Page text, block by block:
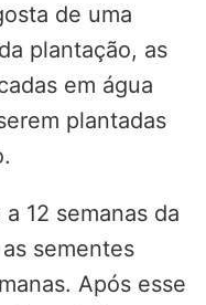
de uma
plantação, as
em água
plantadas
12 semanas da
sementes
Após esse